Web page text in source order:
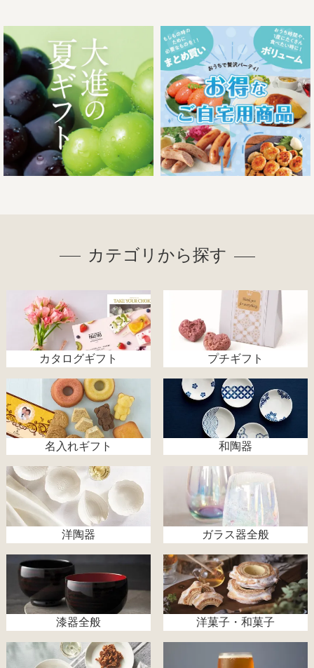
カテゴリから探す
カタログギフト プチギフト
名入れギフト 和陶器
洋陶器 ガラス器全般
漆器全般 洋菓子・和菓子